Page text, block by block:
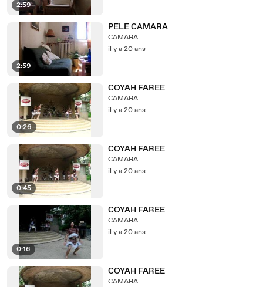
2:59
2:59
PELE CAMARA
CAMARA
il y a 20 ans
0:26
COYAH FAREE
CAMARA
il y a 20 ans
0:45
COYAH FAREE
CAMARA
il y a 20 ans
0:16
COYAH FAREE
CAMARA
il y a 20 ans
COYAH FAREE
CAMARA